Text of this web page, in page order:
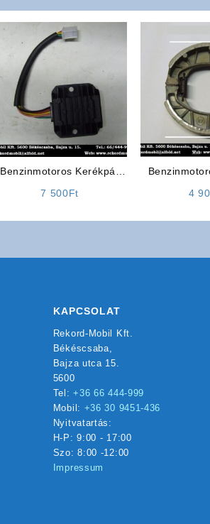
Benzinmotoros Kerékpár
7 500Ft 4
KAPCSOLAT
Rekord-Mobil Kft.
Békéscsaba,
Bajza utca 15.
5600
Tel:+36 66 444-999
Mobil: +36 30 9451-436
Nyitvatartás:
H-P: 9:00 - 17:00
Szo: 8:00 -12:00
Impressum